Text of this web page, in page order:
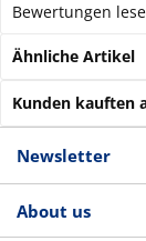
Bewertungen
Ähnliche Artikel
Kunden kauften
Newsletter
About us